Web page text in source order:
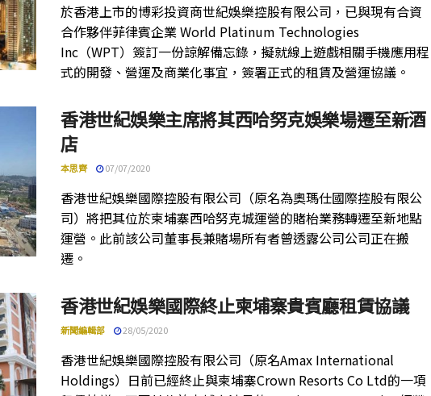
於香港上市的博彩投資商世紀娛樂控股有限公司，已與現有合資
合作夥伴菲律賓企業 World Platinum Technologies
Inc（WPT）簽訂一份諒解備忘錄，擬就線上遊戲相關手機應用程
式的開發、營運及商業化事宜，簽署正式的租賃及營運協議。
香港世紀娛樂主席將其西哈努克娛樂場遷至新酒
店
本思齊 07/07/2020
香港世紀娛樂國際控股有限公司（原名為奧瑪仕國際控股有限公
司）將把其位於柬埔寨西哈努克城運營的賭枱業務轉遷至新地點
運營。此前該公司董事長兼賭場所有者曾透露公司公司正在搬
遷。
香港世紀娛樂國際終止柬埔寨貴賓廳租賃協議
新聞編輯部 28/05/2020
香港世紀娛樂國際控股有限公司（原名Amax International
Holdings）日前已經終止與柬埔寨Crown Resorts Co Ltd的一項